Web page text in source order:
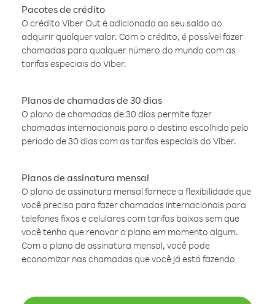
Pacotes de crédito
O crédito Viber Out é adicionado ao seu saldo ao
adquirir qualquer valor. Com o crédito, é possível fazer
chamadas para qualquer número do mundo com as
tarifas especiais do Viber.
Planos de chamadas de 30 dias
O plano de chamadas de 30 dias permite fazer
chamadas internacionais para o destino escolhido pelo
período de 30 dias com as tarifas especiais do Viber.
Planos de assinatura mensal
O plano de assinatura mensal fornece a flexibilidade que
você precisa para fazer chamadas internacionais para
telefones fixos e celulares com tarifas baixas sem que
você tenha que renovar o plano em momento algum.
Com o plano de assinatura mensal, você pode
economizar nas chamadas que você já está fazendo